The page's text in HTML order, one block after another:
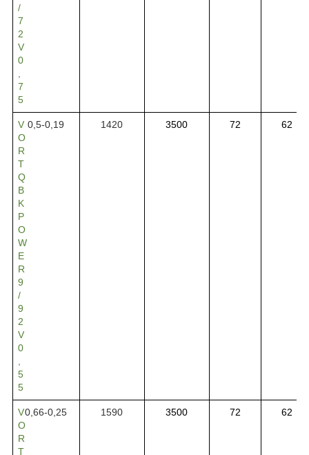
/
7
2
V
0
7
5
V
O
R
T
Q
B
K
P
O
W
E
R
9
/
9
2
V
0
5
5
0,5-0,19 1420 3500 72 62
V
O
R
T
0,66-0,25 1590 3500 72 62